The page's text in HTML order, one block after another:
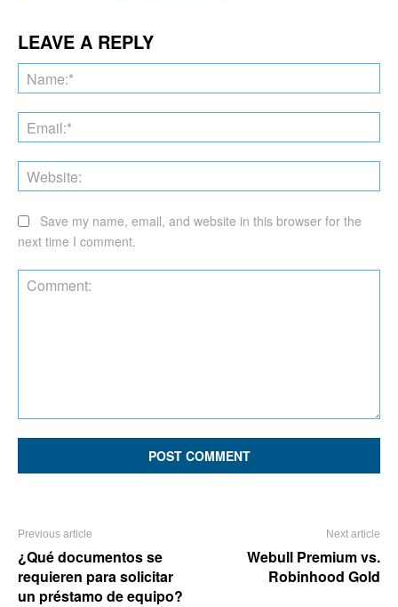
LEAVE A REPLY
Save my name, email, and website in this browser for the
next time I comment.
Previous article
¿Qué documentos se
requieren para solicitar
un préstamo de equipo?
Next article
Webull Premium vs.
Robinhood Gold